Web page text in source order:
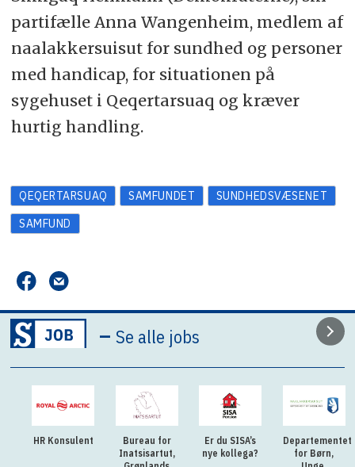
partifælle Anna Wangenheim, medlem af
naalakkersuisut for sundhed og personer
med handicap, for situationen på
sygehuset i Qeqertarsuaq og kræver
hurtig handling.
QEQERTARSUAQ SAMFUNDET
SUNDHEDSVÆSENET
SAMFUND
–Se alle jobs
HR Konsulent
Bureau for
Inatsisartut,
Er du SISA’s
nye kollega?
Departementet
for Børn,